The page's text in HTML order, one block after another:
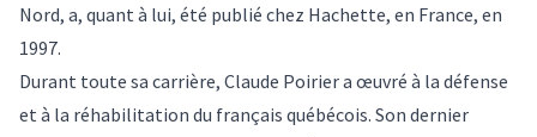
Nord, a, quant à lui, été publié chez Hachette, en France, en
1997.
Durant toute sa carrière, Claude Poirier a œuvré à la défense
et à la réhabilitation du français québécois. Son dernier